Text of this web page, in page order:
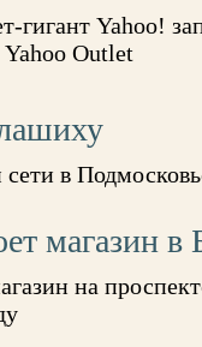
гигант Yahoo!
Yahoo Outlet
в
магазин в
на